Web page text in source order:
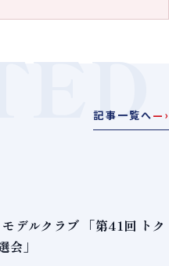
記事一覧へ—›
デルクラブ 「第41回 トク
会」